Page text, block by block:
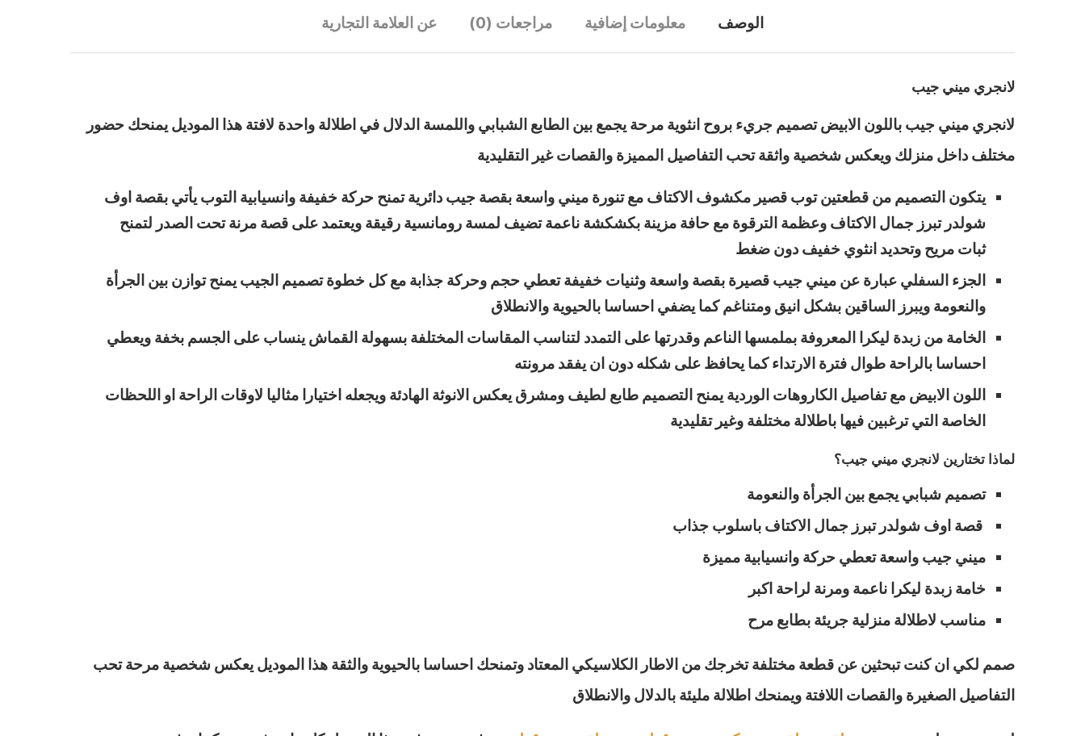
الوصف معلومات إضافية مراجعات (0) عن العلامة التجارية
لانجري ميني جيب
لانجري ميني جيب باللون الابيض تصميم جريء بروح انثوية مرحة يجمع بين الطابع الشبابي واللمسة الدلال في اطلالة واحدة لافتة هذا الموديل يمنحك حضور
مختلف داخل منزلك ويعكس شخصية واثقة تحب التفاصيل المميزة والقصات غير التقليدية
يتكون التصميم من قطعتين توب قصير مكشوف الاكتاف مع تنورة ميني واسعة بقصة جيب دائرية تمنح حركة خفيفة وانسيابية التوب يأتي بقصة اوف
شولدر تبرز جمال الاكتاف وعظمة الترقوة مع حافة مزينة بكشكشة ناعمة تضيف لمسة رومانسية رقيقة ويعتمد على قصة مرنة تحت الصدر لتمنح
ثبات مريح وتحديد انثوي خفيف دون ضغط
الجزء السفلي عبارة عن ميني جيب قصيرة بقصة واسعة وثنيات خفيفة تعطي حجم وحركة جذابة مع كل خطوة تصميم الجيب يمنح توازن بين الجرأة
والنعومة ويبرز الساقين بشكل انيق ومتناغم كما يضفي احساسا بالحيوية والانطلاق
الخامة من زبدة ليكرا المعروفة بملمسها الناعم وقدرتها على التمدد لتناسب المقاسات المختلفة بسهولة القماش ينساب على الجسم بخفة ويعطي
احساسا بالراحة طوال فترة الارتداء كما يحافظ على شكله دون ان يفقد مرونته
اللون الابيض مع تفاصيل الكاروهات الوردية يمنح التصميم طابع لطيف ومشرق يعكس الانوثة الهادئة ويجعله اختيارا مثاليا لاوقات الراحة او اللحظات
الخاصة التي ترغبين فيها باطلالة مختلفة وغير تقليدية
لماذا تختارين لانجري ميني جيب؟
تصميم شبابي يجمع بين الجرأة والنعومة
قصة اوف شولدر تبرز جمال الاكتاف باسلوب جذاب
ميني جيب واسعة تعطي حركة وانسيابية مميزة
خامة زبدة ليكرا ناعمة ومرنة لراحة اكبر
مناسب لاطلالة منزلية جريئة بطابع مرح
صمم لكي ان كنت تبحثين عن قطعة مختلفة تخرجك من الاطار الكلاسيكي المعتاد وتمنحك احساسا بالحيوية والثقة هذا الموديل يعكس شخصية مرحة تحب
التفاصيل الصغيرة والقصات اللافتة ويمنحك اطلالة مليئة بالدلال والانطلاق